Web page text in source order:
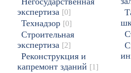
экспертиза [0]
Технадзор [0]
Строительная
экспертиза [2]
Реконструкция и
капремонт зданий [1]